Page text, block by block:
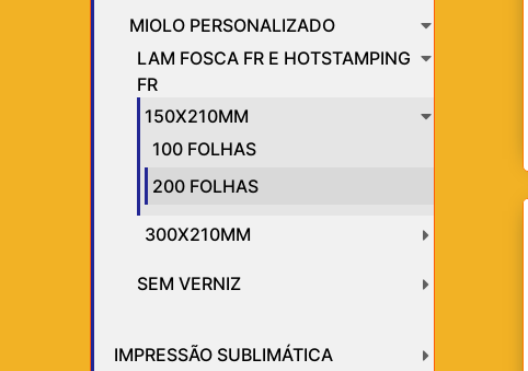
MIOLO PERSONALIZADO
LAM FOSCA FR E HOTSTAMPING
FR
150X210MM
100 FOLHAS
200 FOLHAS
300X210MM
SEM VERNIZ
IMPRESSÃO SUBLIMÁTICA